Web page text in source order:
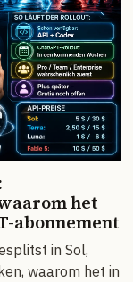
het
abonnement
in Sol,
waarom het in